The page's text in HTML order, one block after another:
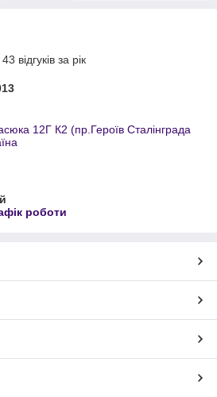
відгуків за рік
12Г К2 (пр.Героїв Сталінграда
роботи